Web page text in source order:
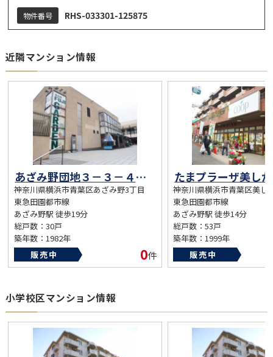
物件番号 RHS-033301-125875
近隣マンション情報
あざみ野団地３－３－４号棟
神奈川県横浜市青葉区あざみ野3丁目
東急田園都市線
あざみ野駅 徒歩19分
総戸数：30戸
築年数：1982年
販売中
0件
神奈川県横浜市青葉区美し
東急田園都市線
あざみ野駅 徒歩14分
総戸数：53戸
築年数：1999年
販売中
小学校区マンション情報